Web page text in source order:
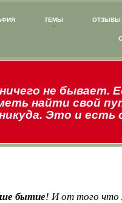
ТЕМЫ ОТЗЫВЫ
не бывает.
найти свой
Это и
бытие! И от того что